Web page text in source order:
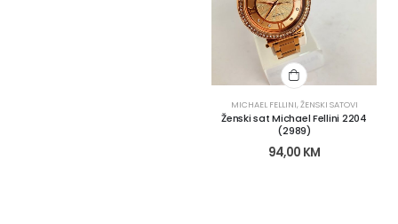
MICHAEL FELLINI,ŽENSKI SATOVI
Ženski sat Michael Fellini 2204
(2989)
94,00 KM